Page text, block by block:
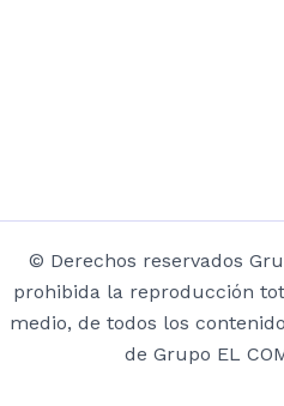
© Derechos reservados
prohibida la reproducción
medio, de todos los
de Grupo EL